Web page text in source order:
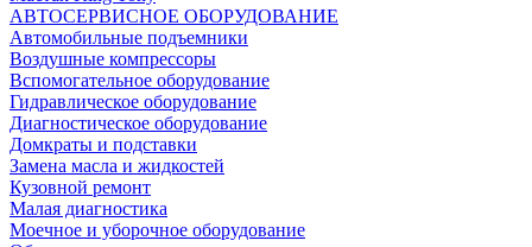
АВТОСЕРВИСНОЕ ОБОРУДОВАНИЕ
Автомобильные подъемники
Воздушные компрессоры
Вспомогательное оборудование
Гидравлическое оборудование
Диагностическое оборудование
Домкраты и подставки
Замена масла и жидкостей
Кузовной ремонт
Малая диагностика
Моечное и уборочное оборудование